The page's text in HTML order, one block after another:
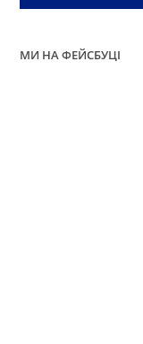
МИ НА ФЕЙСБУЦІ